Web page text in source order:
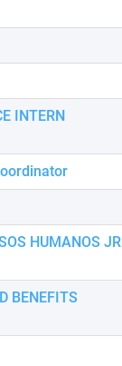
INTERN
HUMANOS JR
BENEFITS